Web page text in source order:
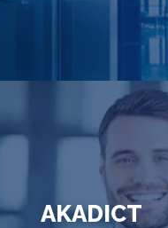
AKADICT